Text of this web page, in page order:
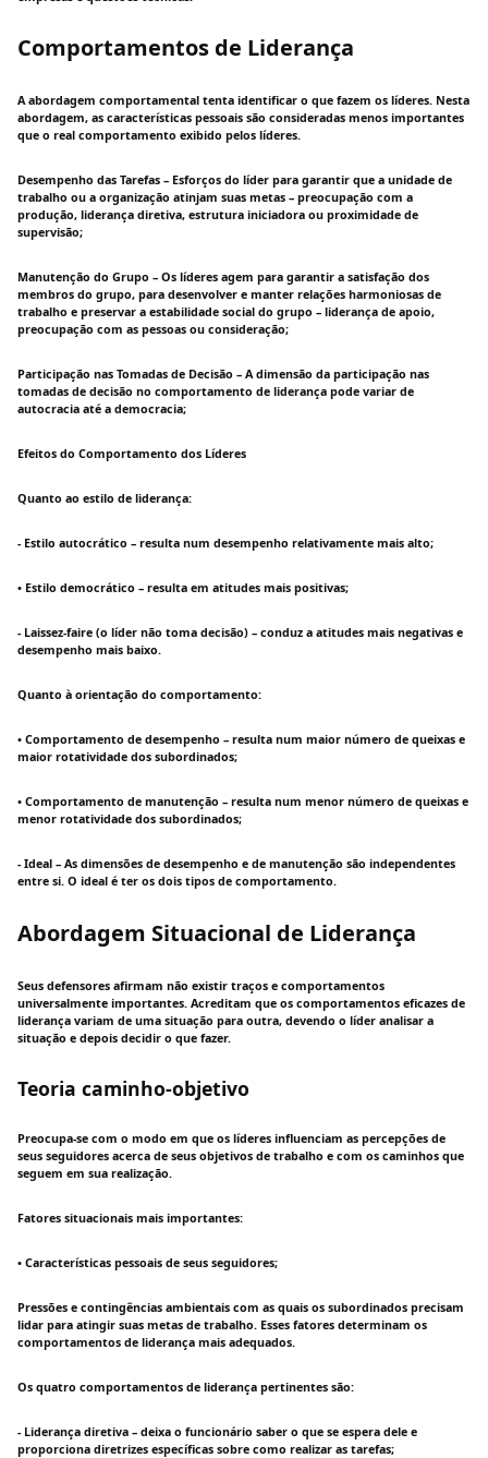
Comportamentos de Liderança
A abordagem comportamental tenta identificar o que fazem os líderes. Nesta
abordagem, as características pessoais são consideradas menos importantes
que o real comportamento exibido pelos líderes.
Desempenho das Tarefas – Esforços do líder para garantir que a unidade de
trabalho ou a organização atinjam suas metas – preocupação com a
produção, liderança diretiva, estrutura iniciadora ou proximidade de
supervisão;
Manutenção do Grupo – Os líderes agem para garantir a satisfação dos
membros do grupo, para desenvolver e manter relações harmoniosas de
trabalho e preservar a estabilidade social do grupo – liderança de apoio,
preocupação com as pessoas ou consideração;
Participação nas Tomadas de Decisão – A dimensão da participação nas
tomadas de decisão no comportamento de liderança pode variar de
autocracia até a democracia;
Efeitos do Comportamento dos Líderes
Quanto ao estilo de liderança:
- Estilo autocrático – resulta num desempenho relativamente mais alto;
• Estilo democrático – resulta em atitudes mais positivas;
- Laissez-faire (o líder não toma decisão) – conduz a atitudes mais negativas e
desempenho mais baixo.
Quanto à orientação do comportamento:
• Comportamento de desempenho – resulta num maior número de queixas e
maior rotatividade dos subordinados;
• Comportamento de manutenção – resulta num menor número de queixas e
menor rotatividade dos subordinados;
- Ideal – As dimensões de desempenho e de manutenção são independentes
entre si. O ideal é ter os dois tipos de comportamento.
Abordagem Situacional de Liderança
Seus defensores afirmam não existir traços e comportamentos
universalmente importantes. Acreditam que os comportamentos eficazes de
liderança variam de uma situação para outra, devendo o líder analisar a
situação e depois decidir o que fazer.
Teoria caminho-objetivo
Preocupa-se com o modo em que os líderes influenciam as percepções de
seus seguidores acerca de seus objetivos de trabalho e com os caminhos que
seguem em sua realização.
Fatores situacionais mais importantes:
• Características pessoais de seus seguidores;
Pressões e contingências ambientais com as quais os subordinados precisam
lidar para atingir suas metas de trabalho. Esses fatores determinam os
comportamentos de liderança mais adequados.
Os quatro comportamentos de liderança pertinentes são:
- Liderança diretiva – deixa o funcionário saber o que se espera dele e
proporciona diretrizes específicas sobre como realizar as tarefas;